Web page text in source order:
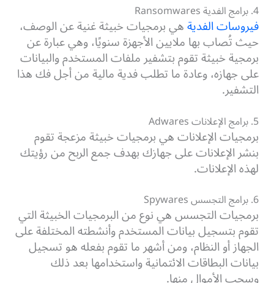
4. برامج الفدية Ransomwares
فيروسات الفديةهي برمجيات خبيثة غنية عن الوصف،
حيث تُصاب بها ملايين الأجهزة سنويًا، وهي عبارة عن
برمجية خبيثة تقوم بتشفير ملفات المستخدم والبيانات
على جهازه، وعادة ما تطلب فدية مالية من أجل فك هذا
التشفير.
5. برامج الإعلانات Adwares
برمجيات الإعلانات هي برمجيات خبيثة مزعجة تقوم
بنشر الإعلانات على جهازك بهدف جمع الربح من رؤيتك
لهذه الإعلانات.
6. برامج التجسس Spywares
برمجيات التجسس هي نوع من البرمجيات الخبيثة التي
تقوم بتسجيل بيانات المستخدم وأنشطته المختلفة على
الجهاز أو النظام، ومن أشهر ما تقوم بفعله هو تسجيل
بيانات البطاقات الائتمانية واستخدامها بعد ذلك